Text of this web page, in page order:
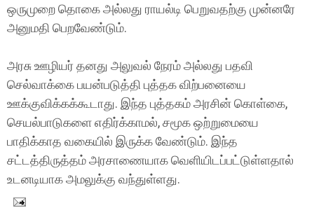
ஒருமுறை தொகை அல்லது ராயல்டி பெறுவதற்கு முன்னரே
அனுமதி பெறவேண்டும்.
அரசு ஊழியர் தனது அலுவல் நேரம் அல்லது பதவி
செல்வாக்கை பயன்படுத்தி புத்தக விற்பனையை
ஊக்குவிக்கக்கூடாது. இந்த புத்தகம் அரசின் கொள்கை,
செயல்பாடுகளை எதிர்க்காமல், சமூக ஒற்றுமையை
பாதிக்காத வகையில் இருக்க வேண்டும். இந்த
சட்டத்திருத்தம் அரசாணையாக வெளியிடப்பட்டுள்ளதால்
உடனடியாக அமலுக்கு வந்துள்ளது.